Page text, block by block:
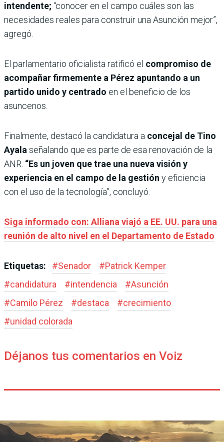
intendente; “conocer en el campo cuáles son las
necesidades reales para construir una Asunción mejor”,
agregó.
El parlamentario oficialista ratificó el compromiso de
acompañar firmemente a Pérez apuntando a un
partido unido y centrado en el beneficio de los
asuncenos.
Finalmente, destacó la candidatura a concejal de Tino
Ayalaseñalando que es parte de esa renovación de la
ANR. “Es un joven que trae una nueva visión y
experiencia en el campo de la gestión y eficiencia
con el uso de la tecnología”, concluyó.
Siga informado con: Alliana viajó a EE. UU. para una
reunión de alto nivel en el Departamento de Estado
Etiquetas: #Senador #Patrick Kemper
#candidatura #intendencia #Asunción
#Camilo Pérez #destaca #crecimiento
#unidad colorada
Déjanos tus comentarios en Voiz